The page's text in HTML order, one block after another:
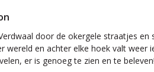
door de okergele straatjes en
wereld en achter elke hoek valt weer
er is genoeg te zien en te beleven!